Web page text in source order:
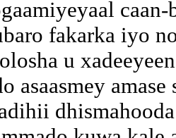
caan-
fakarka iyo
u
asaasmey